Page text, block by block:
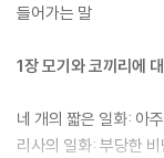
게 바라본다는 뜻이다.
시킬 수 있는 여러 방안
어올리면서 자신의 약
을 거쳐 마침내, 우리
들어가는 말
1장 모기와 코끼리에
네 개의 짧은 일화: 아
리사의 일화: 부당한